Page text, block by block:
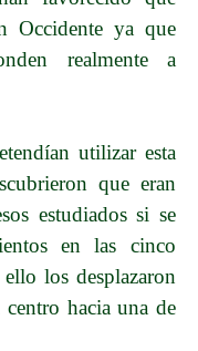
Occidente ya que
realmente a
utilizar esta
que eran
estudiados si se
en las cinco
los desplazaron
hacia una de